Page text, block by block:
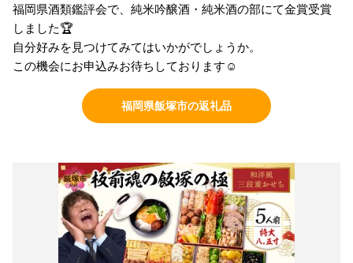
福岡県酒類鑑評会で、純米吟醸酒・純米酒の部にて金賞受賞
しました🏆
自分好みを見つけてみてはいかがでしょうか。
この機会にお申込みお待ちしております☺️
福岡県飯塚市の返礼品